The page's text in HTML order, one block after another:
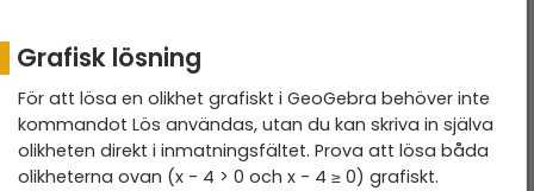
Grafisk lösning
För att lösa en olikhet grafiskt i GeoGebra behöver inte
kommandot Lös användas, utan du kan skriva in själva
olikheten direkt i inmatningsfältet. Prova att lösa båda
olikheterna ovan (x - 4 > 0 och x - 4 ≥ 0) grafiskt.